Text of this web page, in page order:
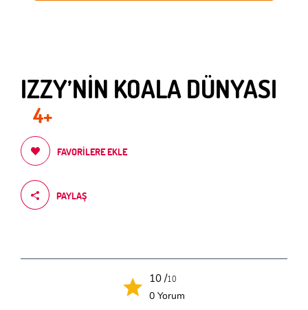
IZZY’NİN KOALA DÜNYASI
4+
FAVORILERE EKLE
PAYLAŞ
10 /10
0 Yorum